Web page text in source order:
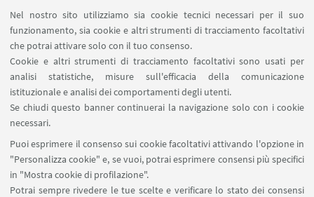
Nel nostro sito utilizziamo sia cookie tecnici necessari per il suo
funzionamento, sia cookie e altri strumenti di tracciamento facoltativi
che potrai attivare solo con il tuo consenso.
Cookie e altri strumenti di tracciamento facoltativi sono usati per
analisi statistiche, misure sull'efficacia della comunicazione
istituzionale e analisi dei comportamenti degli utenti.
Se chiudi questo banner continuerai la navigazione solo con i cookie
necessari.
Puoi esprimere il consenso sui cookie facoltativi attivando l'opzione in
"Personalizza cookie" e, se vuoi, potrai esprimere consensi più specifici
in "Mostra cookie di profilazione".
Potrai sempre rivedere le tue scelte e verificare lo stato dei consensi
LINK UTILI
Contatti
Area riservata
SEGUI UNIBO SU: